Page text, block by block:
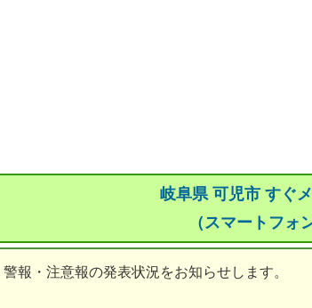
岐阜県 可児市 すぐ
（スマートフォ
警報・注意報の発表状況をお知らせします。